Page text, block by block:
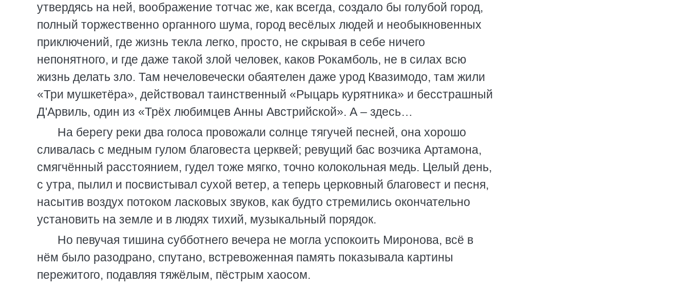
утвердясь на ней, воображение тотчас же, как всегда, создало бы голубой город,
полный торжественно органного шума, город весёлых людей и необыкновенных
приключений, где жизнь текла легко, просто, не скрывая в себе ничего
непонятного, и где даже такой злой человек, каков Рокамболь, не в силах всю
жизнь делать зло. Там нечеловечески обаятелен даже урод Квазимодо, там жили
«Три мушкетёра», действовал таинственный «Рыцарь курятника» и бесстрашный
Д'Арвиль, один из «Трёх любимцев Анны Австрийской». А – здесь…
На берегу реки два голоса провожали солнце тягучей песней, она хорошо
сливалась с медным гулом благовеста церквей; ревущий бас возчика Артамона,
смягчённый расстоянием, гудел тоже мягко, точно колокольная медь. Целый день,
с утра, пылил и посвистывал сухой ветер, а теперь церковный благовест и песня,
насытив воздух потоком ласковых звуков, как будто стремились окончательно
установить на земле и в людях тихий, музыкальный порядок.
Но певучая тишина субботнего вечера не могла успокоить Миронова, всё в
нём было разодрано, спутано, встревоженная память показывала картины
пережитого, подавляя тяжёлым, пёстрым хаосом.